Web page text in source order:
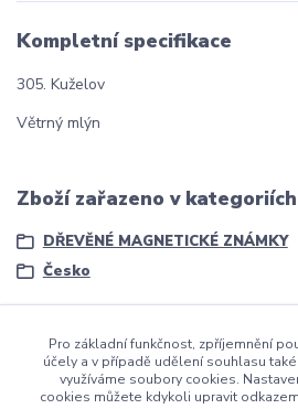
Kompletní specifikace
305. Kuželov
Větrný mlýn
Zboží zařazeno v kategoriích
DŘEVĚNÉ MAGNETICKÉ ZNÁMKY
Česko
dmznamky.cz
Pro základní funkčnost, zpříjemnění
účely a v případě udělení souhlasu
využíváme soubory cookies.
cookies můžete kdykoli upravit